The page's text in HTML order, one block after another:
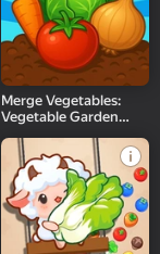
Merge Vegetables:
Vegetable Garden